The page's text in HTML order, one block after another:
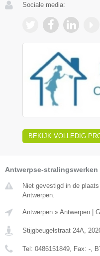
Sociale media:
BEKIJK VOLLEDIG
Antwerpse-stralingswerken
Niet gevestigd in de
Antwerpen.
Antwerpen » Antwerpen
Stijgbeugelstraat 24A
Tel: 0486151849 , Fax: - ,